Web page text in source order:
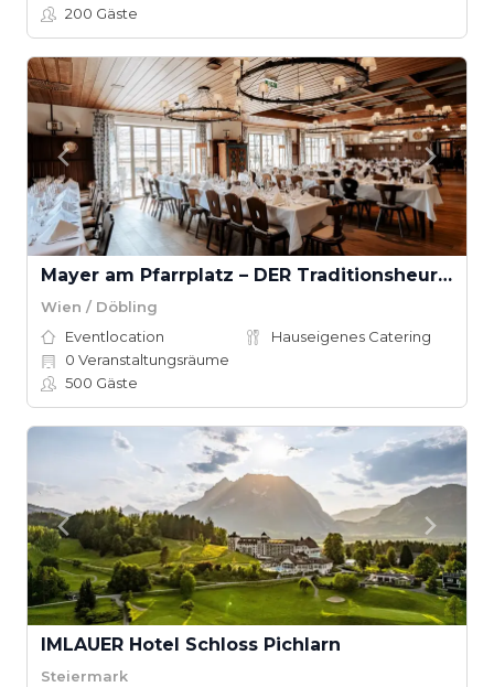
200 Gäste
Mayer am Pfarrplatz – DER Traditionsheurige
Wien / Döbling
Eventlocation
Hauseigenes Catering
0 Veranstaltungsräume
500 Gäste
IMLAUER Hotel Schloss Pichlarn
Steiermark